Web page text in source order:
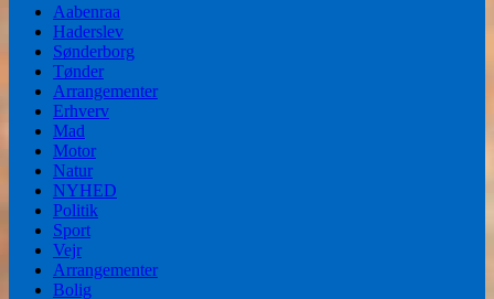
Aabenraa
Haderslev
Sønderborg
Tønder
Arrangementer
Erhverv
Mad
Motor
Natur
NYHED
Politik
Sport
Vejr
Arrangementer
Bolig